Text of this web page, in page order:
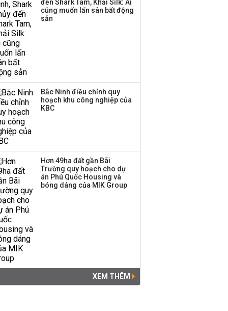
đến Shark Tam, Khải Silk: Ai
cũng muốn lấn sân bất động
sản
Bắc Ninh điều chỉnh quy
hoạch khu công nghiệp của
KBC
Hơn 49ha đất gần Bãi
Trường quy hoạch cho dự
án Phú Quốc Housing và
bóng dáng của MIK Group
XEM THÊM